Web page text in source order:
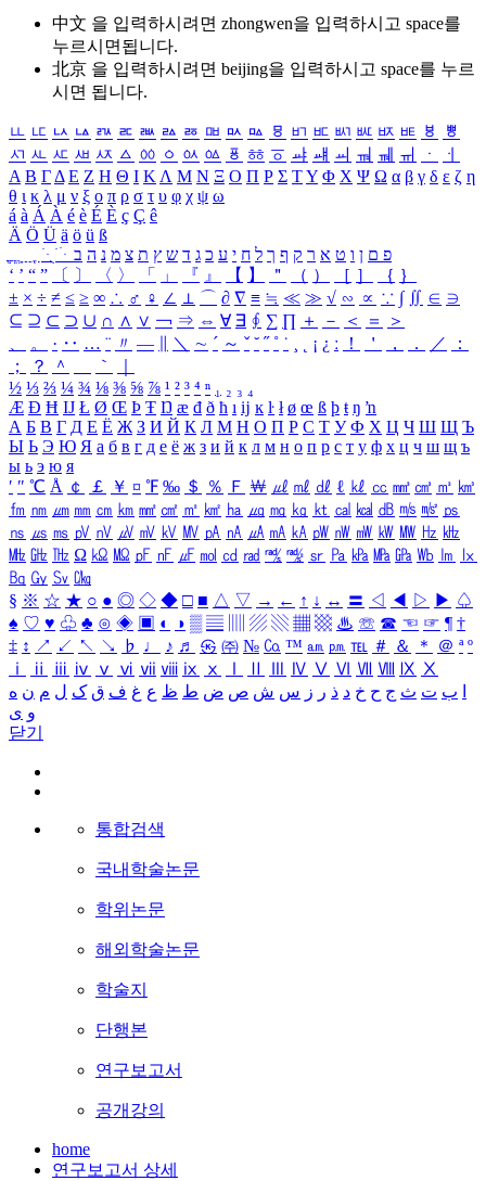
中文 을 입력하시려면 zhongwen을 입력하시고 space를
누르시면됩니다.
北京 을 입력하시려면 beijing을 입력하시고 space를 누르
시면 됩니다.
ㅥ ㅦ ㅧ ㅨ ㅩ ㅪ ㅫ ㅬ ㅭ ㅮ ㅯ ㅰ ㅱ ㅲ ㅳ ㅴ ㅵ ㅶ ㅷ ㅸ
ㅹ
ㅺ ㅻ ㅼ ㅽ ㅾ ㅿ ㆀ ㆁ ㆂ ㆃ ㆄ ㆅ ㆆ ㆇ ㆈ ㆉ ㆊ ㆋ ㆌ ㆍ
ㆎ
Α Β ΓΔ Ε Ζ Η Θ Ι ΚΛ Μ Ν Ξ Ο Π Ρ Σ ΤΥ Φ Χ Ψ Ω α β γ δ ε ζ η
θ ι κ λ μ ν ξ ο π ρ σ τ υ φ χ ψ ω
á à Á À é è É È ç Ç ê
Ä Ö Ü ä ö ü ß
ִֶֹ ֻּ ׁׂ פ ם ן ו ט א ר ק ף ך ל ח י ע כ ג ד ש ץ ת צ מ נ ה ב
‘ ’ “ ” 〔 〕 〈 〉 「 」 『 』 【 】 ＂ （ ） ［ ］ ｛ ｝
± × ÷ ≠ ≤ ≥ ∞ ∴ ♂ ♀ ∠ ⊥ ⌒ ∂ ∇ ≡ ≒ ≪ ≫ √ ∽ ∝ ∵ ∫ ∬ ∈ ∋
⊆ ⊇ ⊂ ⊃ ∪ ∩ ∧ ∨ ￢ ⇒ ⇔ ∀ ∃ ∮ ∑ ∏ ＋ － ＜ ＝
＞
、
。 · ‥ … ¨ 〃 ― ＼ ∼ ´ ～ ˇ ˘ ˝ ˚ ˙ ¸ ¡ ¿ ː ！ ＇ ， ． ／
：
；
？ ＾ ｀
½ ⅓ ⅔ ¼ ¾ ⅛ ⅜ ⅝ ⅞ ¹ ² ³ ⁴ ⁿ ₁ ₂ ₃ ₄
Æ Ð Ħ Ĳ Ł Ø Œ Þ Ŧ Ŋ æ đ ð ħ ı ĳ ĸ ŀ ł ø œ ß þ ŧ ŋ ŉ
А Б В Г Д Е Ё Ж З И Й К Л М Н О П Р С Т У Ф Х Ц Ч Ш Щ Ъ
Ы Ь Э Ю Я а б в г д е ё ж з и й к л м н о п р с т у ф х ц ч ш щ ъ
ы ь э ю я
′ ″ ℃ Å ￠ ￡ ￥ ¤ ℉ ‰ ＄ ％ Ｆ ￦ ㎕ ㎖ ㎗ ℓ ㎘ ㏄ ㎣ ㎤ ㎥ ㎦
㎙ ㎚ ㎛ ㎜ ㎝ ㎞ ㎟ ㎠ ㎡ ㎢ ㏊ ㎍ ㎎ ㎏ ㏏ ㎈ ㎉ ㏈ ㎧ ㎨ ㎰
㎱ ㎲ ㎳ ㎴ ㎵ ㎶ ㎷ ㎸ ㎹ ㎀ ㎁ ㎂ ㎃ ㎄ ㎺ ㎻ ㎽ ㎾ ㎿ ㎐ ㎑
㎒ ㎓ ㎔ Ω ㏀ ㏁ ㎊ ㎋ ㎌ ㏖ ㏅ ㎭ ㎮ ㎯ ㏛ ㎩ ㎪ ㎫ ㎬ ㏝ ㏐
㏓
㏃ ㏉ ㏜ ㏆
§ ※ ☆ ★ ○ ● ◎ ◇ ◆ □ ■ △ ▽ → ← ↑ ↓ ↔ 〓 ◁ ◀ ▷ ▶ ♤
♠ ♡ ♥ ♧ ♣ ⊙ ◈ ▣ ◐ ◑ ▒ ▤ ▨ ▧ ▦ ▩ ♨ ☏ ☎ ☜ ☞ ¶ †
‡ ↕ ↗ ↙ ↖ ↘ ♭ ♩ ♪ ♬ ㉿ ㈜ № ㏇ ™ ㏂ ㏘ ℡ ＃ ＆ ＊ ＠ ª º
ⅰ
ⅱ ⅲ ⅳ ⅴ ⅵ ⅶ ⅷ ⅸ ⅹ Ⅳ Ⅴ Ⅵ Ⅶ Ⅷ Ⅸ Ⅹ
ب ت ث ج ح خ د ذ ر ز س ش ص ض ط ظ ع غ ف ق ک ل م ن ه
و ی
닫기
통합검색
국내학술논문
학위논문
해외학술논문
학술지
단행본
연구보고서
공개강의
home
연구보고서 상세